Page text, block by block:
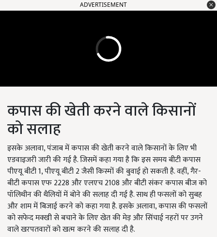
ADVERTISEMENT
कपास की खेती करने वाले किसानों
को सलाह
इसके अलावा, पंजाब में कपास की खेती करने वाले किसानों के लिए भी
एडवाइजरी जारी की गई है. जिसमें कहा गया है कि इस समय बीटी कपास
पीएयू बीटी 1, पीएयू बीटी 2 जैसी किस्मों की बुवाई हो सकती है. वहीं, गैर-
बीटी कपास एफ 2228 और एलएच 2108 और बीटी संकर कपास बीज को
पॉलिथीन की थैलियों में बोने की सलाह दी गई है. साथ ही फसलों को सुबह
और शाम में बिजाई करने को कहा गया है. इसके अलावा, कपास की फसलों
को सफेद मक्खी से बचाने के लिए खेत की मेड़ और सिंचाई नहरों पर उगने
वाले खरपतवारों को खत्म करने की सलाह दी है.